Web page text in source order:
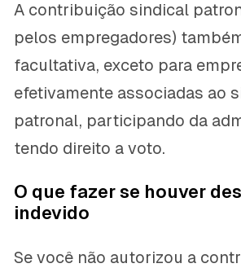
A contribuição sindical
pelos empregadores)
facultativa, exceto para
efetivamente associadas ao
patronal, participando da
tendo direito a voto.
O que fazer se houver
indevido
Se você não autorizou a